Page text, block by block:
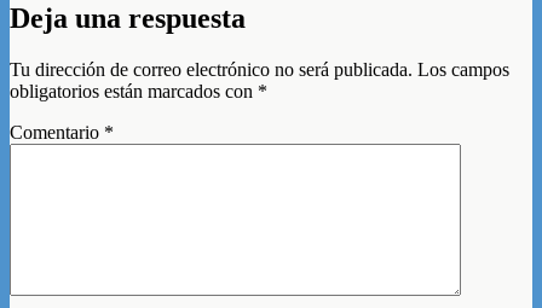
Deja una respuesta
Tu dirección de correo electrónico no será publicada. Los campos
obligatorios están marcados con *
Comentario *